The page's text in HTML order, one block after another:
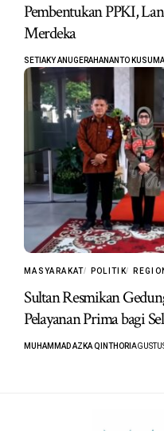
Pembentukan PPKI,
Merdeka
SETIAKY ANUGERAHANANTO KUSUMA
MASYARAKAT POLITIK
Sultan Resmikan
Pelayanan Prima bagi
MUHAMMAD AZKA QINTHORI